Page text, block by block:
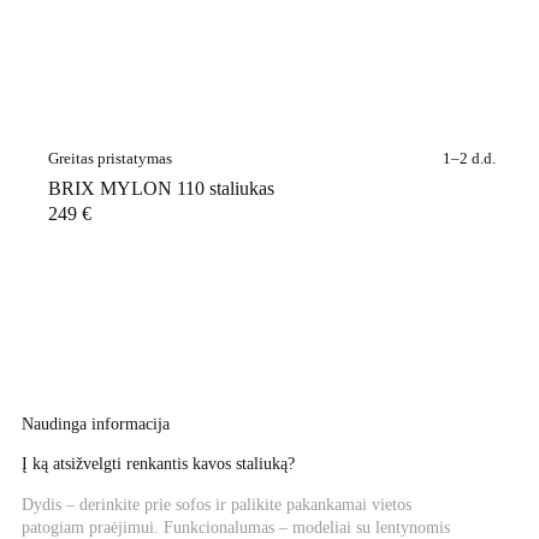
Greitas pristatymas 1–2 d.d.
BRIX MYLON 110 staliukas
249 €
Naudinga informacija
Į ką atsižvelgti renkantis kavos staliuką?
Dydis – derinkite prie sofos ir palikite pakankamai vietos
patogiam praėjimui. Funkcionalumas – modeliai su lentynomis